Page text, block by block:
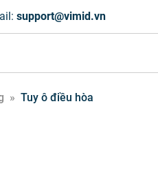
support@vimid.vn
» Tuy ô điều hòa